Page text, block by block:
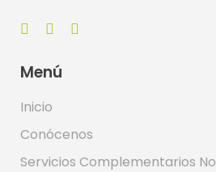
Menú
Inicio
Conócenos
Servicios Complementarios No